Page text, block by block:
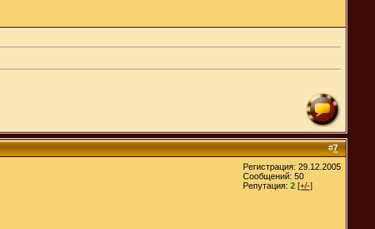
#7
Регистрация: 29.12.2005
Сообщений: 50
Репутация: 2 [+/-]